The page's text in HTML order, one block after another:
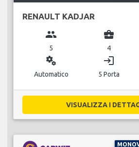
RENAULT KADJAR
group
5
business_center
4
miscellaneous_services
Automatico
login
5 Porta
VISUALIZZA I